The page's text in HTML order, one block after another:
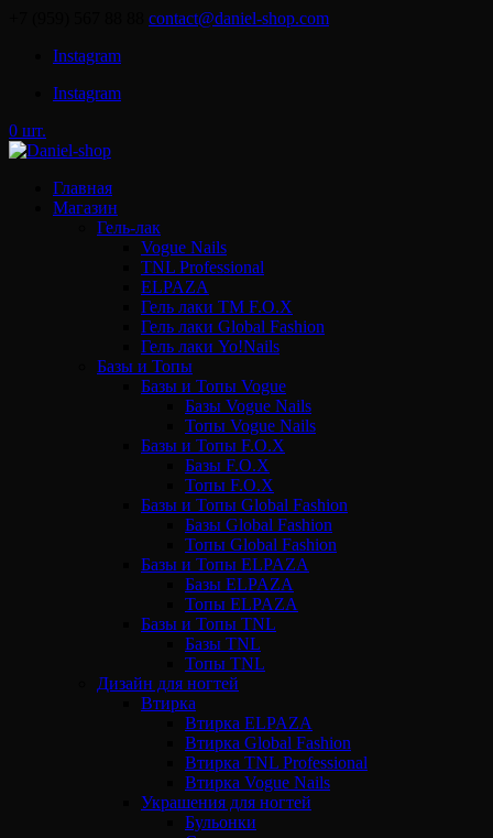
contact@daniel-shop.com
Instagram
Instagram
0 шт.
Главная
Магазин
Гель-лак
Vogue Nails
TNL Professional
ELPAZA
Гель лаки ТМ F.O.X
Гель лаки Global Fashion
Гель лаки Yo!Nails
Базы и Топы
Базы и Топы Vogue
Базы Vogue Nails
Топы Vogue Nails
Базы и Топы F.O.X
Базы F.O.X
Топы F.O.X
Базы и Топы Global Fashion
Базы Global Fashion
Топы Global Fashion
Базы и Топы ELPAZA
Базы ELPAZA
Топы ELPAZA
Базы и Топы TNL
Базы TNL
Топы TNL
Дизайн для ногтей
Втирка
Втирка ELPAZA
Втирка Global Fashion
Втирка TNL Professional
Втирка Vogue Nails
Украшения для ногтей
Бульонки